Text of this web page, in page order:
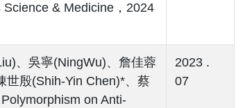
& Medicine，2024
、吳寧(NingWu)、詹佳蓉
世殷(Shih-Yin Chen)*、蔡
on Anti-
2023 .
07